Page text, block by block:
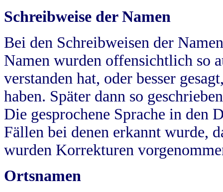
Schreibweise der Namen
Bei den Schreibweisen der
Namen wurden offensichtlich so
verstanden hat, oder besser
haben. Später dann so
Die gesprochene Sprache in
Fällen bei denen erkannt wurde,
wurden Korrekturen
Ortsnamen